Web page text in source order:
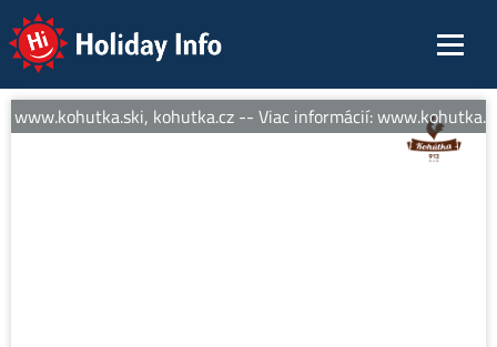
Holiday Info
www.kohutka.ski, kohutka.cz -- Viac informácií: